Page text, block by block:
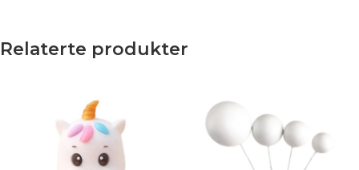
Relaterte produkter